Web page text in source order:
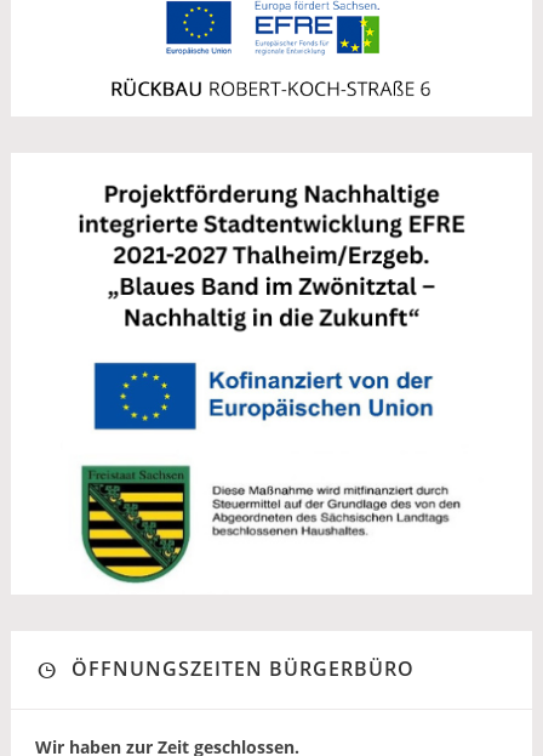
ÖFFNUNGSZEITEN BÜRGERBÜRO
Wir haben zur Zeit geschlossen.